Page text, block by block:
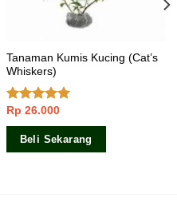
Tanaman Kumis Kucing (Cat’s
Whiskers)
Dinilai5.00
dari 5
Rp 26.000
Beli Sekarang